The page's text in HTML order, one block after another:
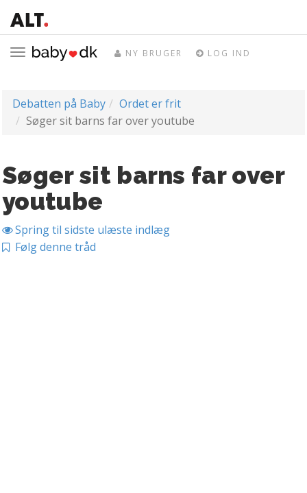
Toggle
NY BRUGER LOG IND
Debatten på Baby
Ordet er frit
Søger sit barns far over youtube
Søger sit barns far over
youtube
Spring til sidste ulæste indlæg
Følg denne tråd